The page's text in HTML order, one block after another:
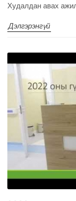
Худалдан авах
Дэлгэрэнгүй